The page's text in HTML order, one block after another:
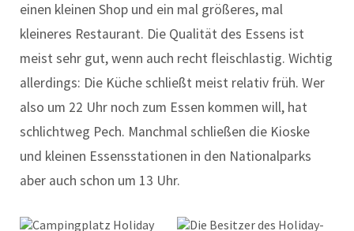
einen kleinen Shop und ein mal größeres, mal
kleineres Restaurant. Die Qualität des Essens ist
meist sehr gut, wenn auch recht fleischlastig. Wichtig
allerdings: Die Küche schließt meist relativ früh. Wer
also um 22 Uhr noch zum Essen kommen will, hat
schlichtweg Pech. Manchmal schließen die Kioske
und kleinen Essensstationen in den Nationalparks
aber auch schon um 13 Uhr.